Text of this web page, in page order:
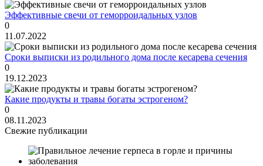
Эффективные свечи от геморроидальных узлов
0
11.07.2022
Сроки выписки из родильного дома после кесарева сечения
0
19.12.2023
Какие продукты и травы богаты эстрогеном?
0
08.11.2023
Свежие публикации